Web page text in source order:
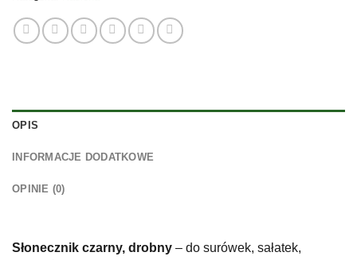
OPIS
INFORMACJE DODATKOWE
OPINIE (0)
Słonecznik czarny, drobny – do surówek, sałatek,